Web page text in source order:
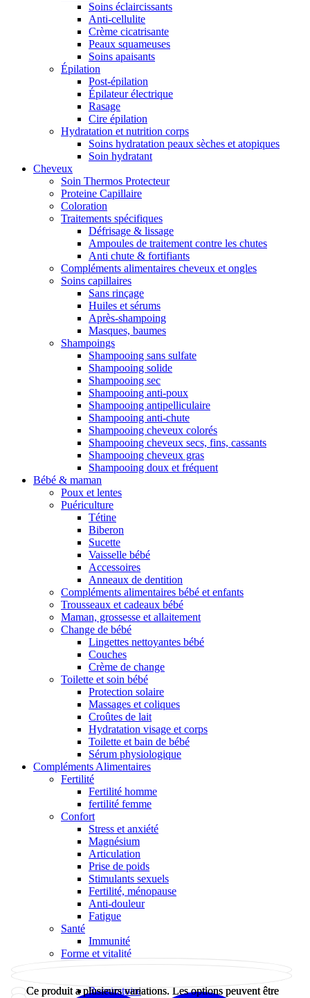
Ce produit a plusieurs variations. Les options peuvent être
Ce produit a plusieurs variations. Les options peuvent être
Soins éclaircissants
Anti-cellulite
Crème cicatrisante
Peaux squameuses
Soins apaisants
Épilation
Post-épilation
Épilateur électrique
Rasage
Cire épilation
Hydratation et nutrition corps
Soins hydratation peaux sèches et atopiques
Soin hydratant
Cheveux
Soin Thermos Protecteur
Proteine Capillaire
Coloration
Traitements spécifiques
Défrisage & lissage
Ampoules de traitement contre les chutes
Anti chute & fortifiants
Compléments alimentaires cheveux et ongles
Soins capillaires
Sans rinçage
Huiles et sérums
Après-shampoing
Masques, baumes
Shampoings
Shampooing sans sulfate
Shampooing solide
Shampooing sec
Shampooing anti-poux
Shampooing antipelliculaire
Shampooing anti-chute
Shampooing cheveux colorés
Shampooing cheveux secs, fins, cassants
Shampooing cheveux gras
Shampooing doux et fréquent
Bébé & maman
Poux et lentes
Puériculture
Tétine
Biberon
Sucette
Vaisselle bébé
Accessoires
Anneaux de dentition
Compléments alimentaires bébé et enfants
Trousseaux et cadeaux bébé
Maman, grossesse et allaitement
Change de bébé
Lingettes nettoyantes bébé
Couches
Crème de change
Toilette et soin bébé
Protection solaire
Massages et coliques
Croûtes de lait
Hydratation visage et corps
Toilette et bain de bébé
Sérum physiologique
Compléments Alimentaires
Fertilité
Fertilité homme
fertilité femme
Confort
Stress et anxiété
Magnésium
Articulation
Prise de poids
Stimulants sexuels
Fertilité, ménopause
Anti-douleur
Fatigue
Santé
Immunité
Forme et vitalité
Immunité
Respiratoire